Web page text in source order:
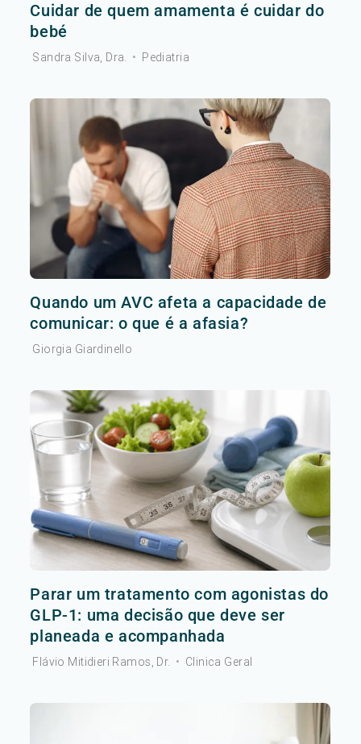
Cuidar de quem amamenta é cuidar do
bebé
Sandra Silva, Dra. • Pediatria
Quando um AVC afeta a capacidade de
comunicar: o que é a afasia?
Giorgia Giardinello
Parar um tratamento com agonistas do
GLP-1: uma decisão que deve ser
planeada e acompanhada
Flávio Mitidieri Ramos, Dr. • Clinica Geral